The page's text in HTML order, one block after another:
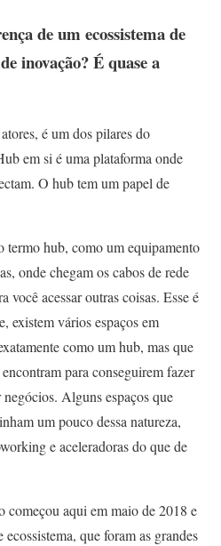
de um ecossistema de
inovação? É quase a
é um dos pilares do
em si é uma plataforma onde
O hub tem um papel de
termo hub, como um equipamento
onde chegam os cabos de rede
você acessar outras coisas. Esse é
existem vários espaços em
como um hub, mas que
para conseguirem fazer
Alguns espaços que
um pouco dessa natureza,
e aceleradoras do que de
aqui em maio de 2018 e
que foram as grandes